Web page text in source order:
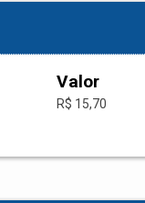
Valor
R$ 15,70